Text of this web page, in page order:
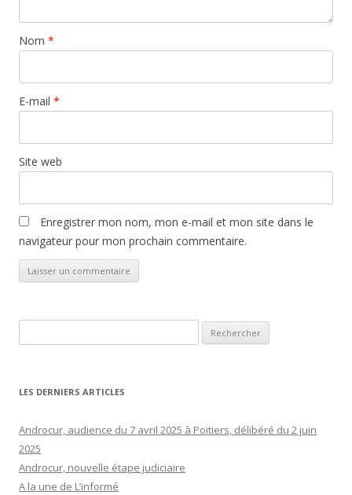
Nom *
E-mail *
Site web
Enregistrer mon nom, mon e-mail et mon site dans le
navigateur pour mon prochain commentaire.
LES DERNIERS ARTICLES
Androcur, audience du 7 avril 2025 à Poitiers, délibéré du 2 juin
2025
Androcur, nouvelle étape judiciaire
A la une de L’informé